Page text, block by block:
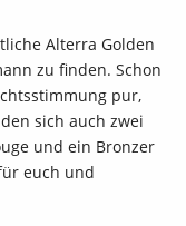
Alterra Golden
zu finden. Schon
pur,
sich auch zwei
und ein Bronzer
euch und